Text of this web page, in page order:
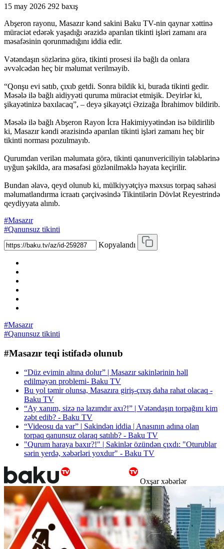
15 may 2026 292 baxış
Abşeron rayonu, Masazır kənd sakini Baku TV-nin qaynar xəttinə
müraciət edərək yaşadığı ərazidə aparılan tikinti işləri zamanı ara
məsafəsinin qorunmadığını iddia edir.
Vətəndaşın sözlərinə görə, tikinti prosesi ilə bağlı da onlara
əvvəlcədən heç bir məlumat verilməyib.
“Qonşu evi satıb, çıxıb getdi. Sonra bildik ki, burada tikinti gedir.
Məsələ ilə bağlı aidiyyəti quruma müraciət etmişik. Deyirlər ki,
şikayətinizə baxılacaq”, – deyə şikayətçi Əzizağa İbrahimov bildirib.
Məsələ ilə bağlı Abşeron Rayon İcra Hakimiyyətindən isə bildirilib
ki, Masazır kəndi ərazisində aparılan tikinti işləri zamanı heç bir
tikinti norması pozulmayıb.
Qurumdan verilən məlumata görə, tikinti qanunvericiliyin tələblərinə
uyğun şəkildə, ara məsafəsi gözlənilməklə həyata keçirilir.
Bundan əlavə, qeyd olunub ki, mülkiyyətçiyə məxsus torpaq sahəsi
məlumatlandırma icraatı çərçivəsində Tikintilərin Dövlət Reyestrində
qeydiyyata alınıb.
#Masazır
#Qanunsuz tikinti
Kopyalandı
#Masazır
#Qanunsuz tikinti
#Masazır teqi istifadə olunub
“Düz evimin altına dolur” | Masazır sakinlərinin həll
edilməyən problemi- Baku TV
Bu yol təmir olunsa, Masazıra giriş-çıxış daha rahat olacaq -
Baku TV
“Ay xanım, sizə nə lazımdır axı?!” | Vətəndaşın torpağını kim
zəbt edib? - Baku TV
“Videosu da var” | Sakindən iddia | Anasının adına olan
torpaq qanunsuz olaraq satılıb? - Baku TV
"Qurum haraya baxır?!" | Sakinlər özündən çıxdı: "Oturublar
sərin yerdə, xəbərləri yoxdur" - Baku TV
Oxşar xəbərlər